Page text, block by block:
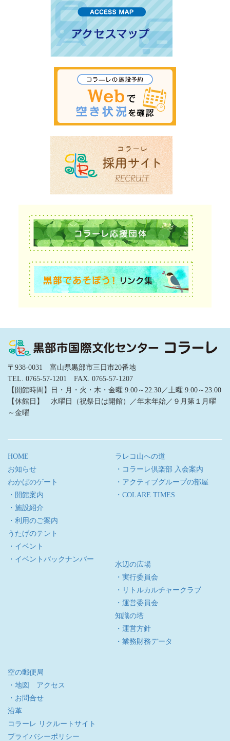
〒938-0031 富山県黒部市三日市20番地
TEL. 0765-57-1201 FAX. 0765-57-1207
【開館時間】日・月・火・木・金曜 9:00～22:30／土曜 9:00～23:00
【休館日】 水曜日（祝祭日は開館）／年末年始／９月第１月曜
～金曜
HOME
お知らせ
わかばのゲート
・開館案内
・施設紹介
・利用のご案内
うたげのテント
・イベント
・イベントバックナンバー
ラレコ山への道
・コラーレ倶楽部 入会案内
・アクティブグループの部屋
・COLARE TIMES
水辺の広場
・実行委員会
・リトルカルチャークラブ
・運営委員会
知識の塔
・運営方針
・業務財務データ
空の郵便局
・地図 アクセス
・お問合せ
沿革
コラーレ リクルートサイト
プライバシーポリシー